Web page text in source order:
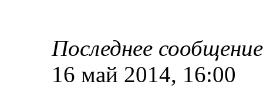
Последнее сообщение
16 май 2014, 16:00